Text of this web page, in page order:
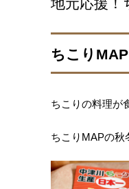
ちこり
ちこりの料理が
ちこりMAPの秋